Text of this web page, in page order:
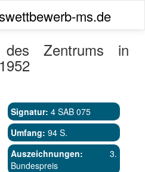
ms.de
des Zentrums in
Signatur: 4 SAB 075
Umfang: 94 S.
Auszeichnungen: 3.
Bundespreis